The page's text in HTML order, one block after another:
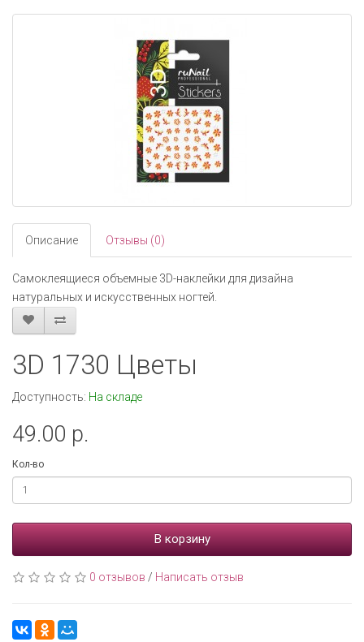
Описание Отзывы (0)
Самоклеящиеся объемные 3D-наклейки для дизайна
натуральных и искусственных ногтей.
3D 1730 Цветы
Доступность: На складе
49.00 р.
Кол-во
В корзину
0 отзывов / Написать отзыв